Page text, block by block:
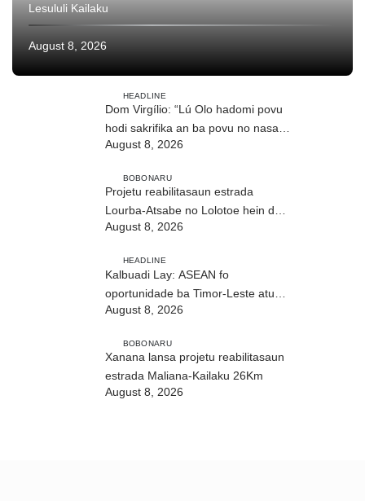
Lesululi Kailaku
August 8, 2026
HEADLINE
Dom Virgílio: “Lú Olo hadomi povu
hodi sakrifika an ba povu no nasaun
ho fuan”
August 8, 2026
BOBONARU
Projetu reabilitasaun estrada
Lourba-Atsabe no Lolotoe hein de’it
vistu tribunál
August 8, 2026
HEADLINE
Kalbuadi Lay: ASEAN fo
oportunidade ba Timor-Leste atu
aselera transformasaun ekonómika
August 8, 2026
BOBONARU
Xanana lansa projetu reabilitasaun
estrada Maliana-Kailaku 26Km
August 8, 2026